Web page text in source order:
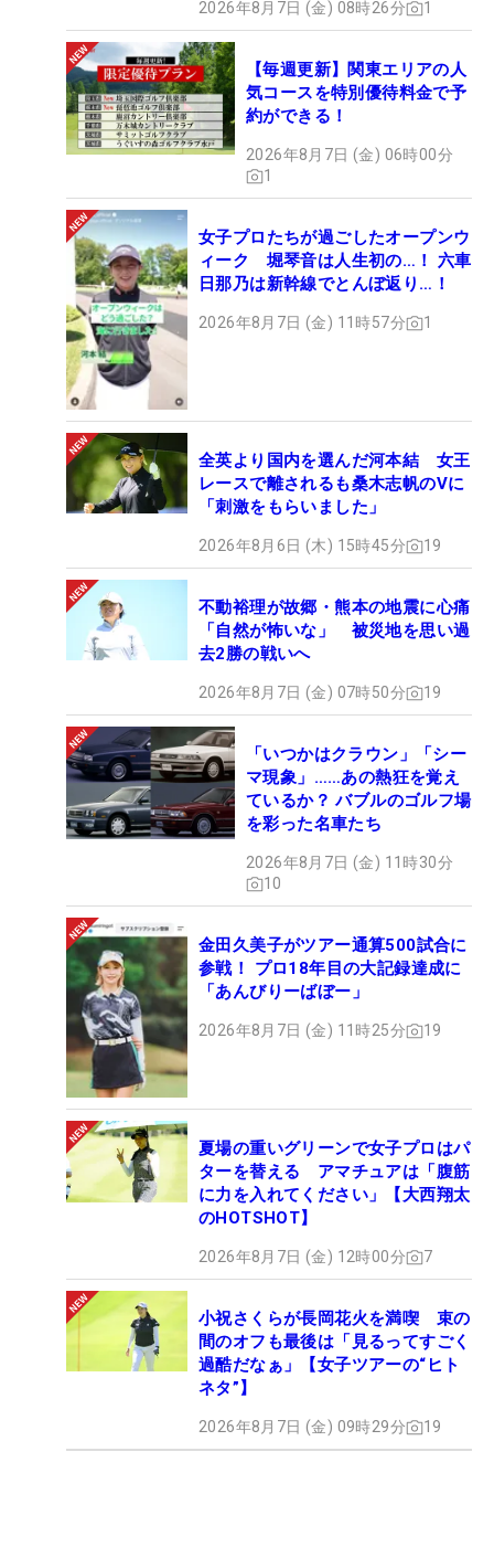
2026年8月7日 (金) 08時26分 1
【毎週更新】関東エリアの人
気コースを特別優待料金で予
約ができる！
2026年8月7日 (金) 06時00分
1
女子プロたちが過ごしたオープンウ
ィーク 堀琴音は人生初の…！ 六車
日那乃は新幹線でとんぼ返り…！
2026年8月7日 (金) 11時57分 1
全英より国内を選んだ河本結 女王
レースで離されるも桑木志帆のVに
「刺激をもらいました」
2026年8月6日 (木) 15時45分 19
不動裕理が故郷・熊本の地震に心痛
「自然が怖いな」 被災地を思い過
去2勝の戦いへ
2026年8月7日 (金) 07時50分 19
「いつかはクラウン」「シー
マ現象」……あの熱狂を覚え
ているか？ バブルのゴルフ場
を彩った名車たち
2026年8月7日 (金) 11時30分
10
金田久美子がツアー通算500試合に
参戦！ プロ18年目の大記録達成に
「あんびりーばぼー」
2026年8月7日 (金) 11時25分 19
夏場の重いグリーンで女子プロはパ
ターを替える アマチュアは「腹筋
に力を入れてください」【大西翔太
のHOTSHOT】
2026年8月7日 (金) 12時00分 7
小祝さくらが長岡花火を満喫 束の
間のオフも最後は「見るってすごく
過酷だなぁ」【女子ツアーの“ヒト
ネタ”】
2026年8月7日 (金) 09時29分 19